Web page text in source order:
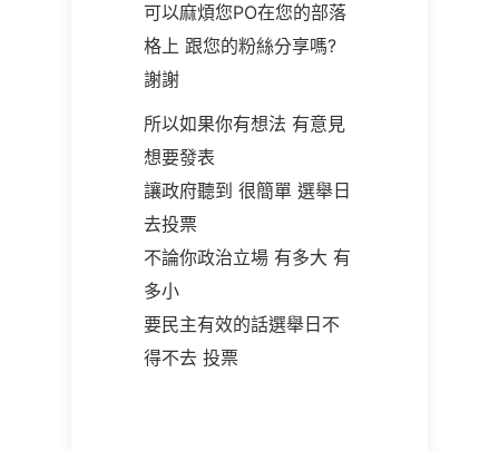
可以麻煩您PO在您的部落
格上 跟您的粉絲分享嗎?
謝謝
所以如果你有想法 有意見
想要發表
讓政府聽到 很簡單 選舉日
去投票
不論你政治立場 有多大 有
多小
要民主有效的話選舉日不
得不去 投票